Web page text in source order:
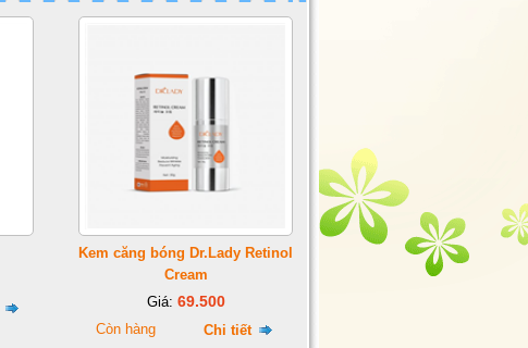
Kem căng bóng Dr.Lady Retinol
Cream
Giá: 69.500
Còn hàng Chi tiết